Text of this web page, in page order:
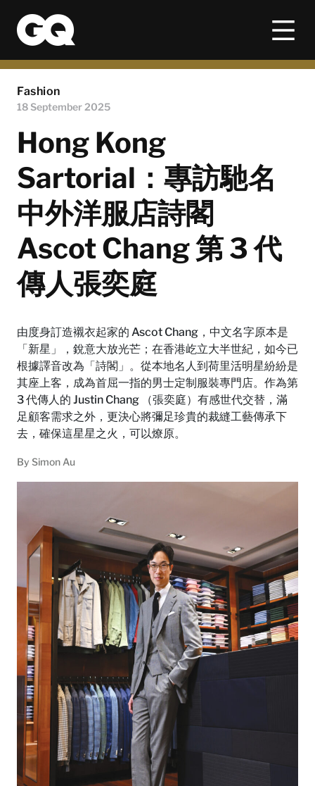
Fashion
18 September 2025
Hong Kong
Sartorial：專訪馳名
中外洋服店詩閣
Ascot Chang 第 3 代
傳人張奕庭
由度身訂造襯衣起家的 Ascot Chang，中文名字原本是
「新星」，銳意大放光芒；在香港屹立大半世紀，如今已
根據譯音改為「詩閣」。從本地名人到荷里活明星紛紛是
其座上客，成為首屈一指的男士定制服裝專門店。作為第
3 代傳人的 Justin Chang （張奕庭）有感世代交替，滿
足顧客需求之外，更決心將彌足珍貴的裁縫工藝傳承下
去，確保這星星之火，可以燎原。
By Simon Au